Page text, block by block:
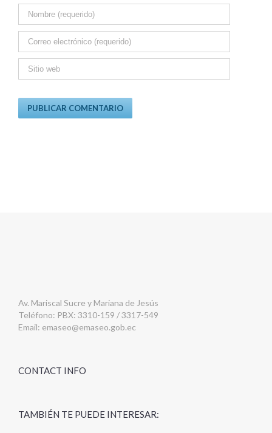
Av. Mariscal Sucre y Mariana de Jesús
Teléfono: PBX: 3310-159 / 3317-549
Email: emaseo@emaseo.gob.ec
CONTACT INFO
TAMBIÉN TE PUEDE INTERESAR: